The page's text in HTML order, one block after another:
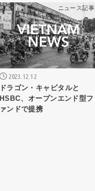
ニュース記事
2023.12.12
ドラゴン・キャピタルと
HSBC、オープンエンド型フ
ァンドで提携